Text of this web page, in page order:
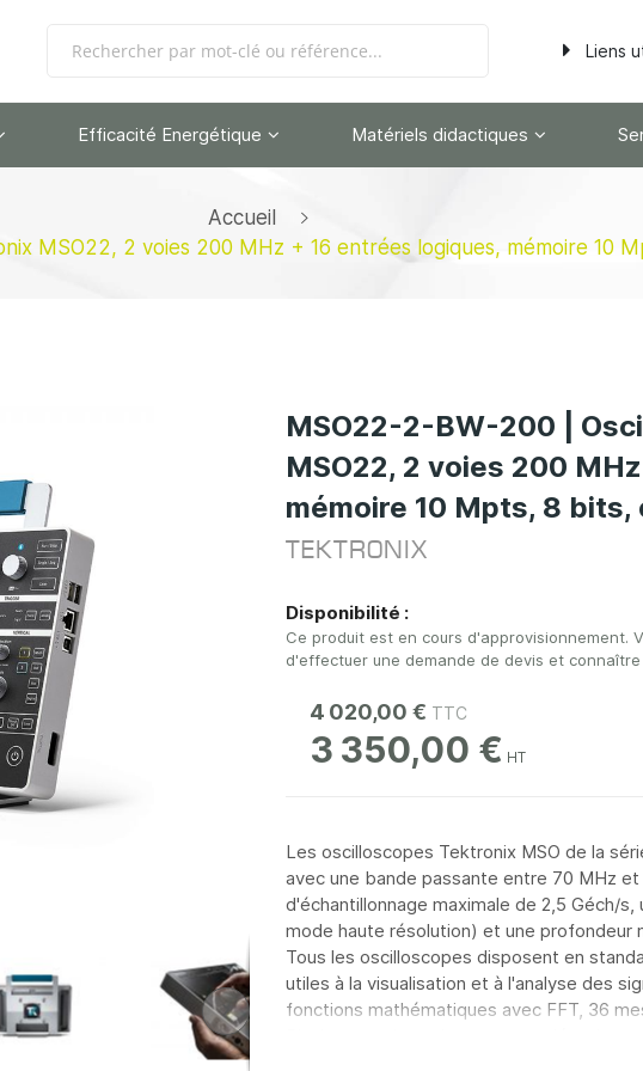
Liens
Efficacité Energétique Matériels didactiques
Accueil
MSO22, 2 voies 200 MHz + 16 entrées logiques, mémoire 10
MSO22-2-BW-200 |
MSO22, 2 voies 200
mémoire 10 Mpts, 8 bits,
TEKTRONIX
Disponibilité :
Ce produit est en cours d'approvisionnement.
d'effectuer une demande de devis et
4 020,00 €
3 350,00 €
Les oscilloscopes Tektronix MSO de la
avec une bande passante entre 70 MHz
d'échantillonnage maximale de 2,5 Géch/
mode haute résolution) et une profondeur
Tous les oscilloscopes disposent en
utiles à la visualisation et à l'analyse des
fonctions mathématiques avec FFT, 36